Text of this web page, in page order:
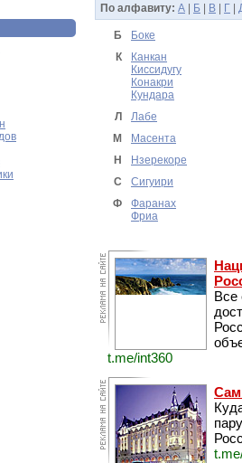
По алфавиту: А Б В Г
Б
Боке
К
Канкан
Киссидугу
Конакри
Кундара
Л
Лабе
М
Масента
Н
Нзерекоре
С
Сигуири
Ф
Фаранах
Фриа
Все
t.me/int360